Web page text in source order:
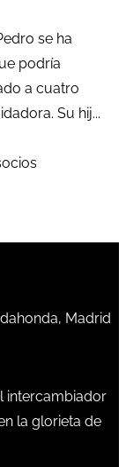
se ha
podría
a cuatro
Su hij...
Madrid
intercambiador
la glorieta de